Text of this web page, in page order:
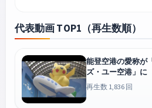
代表動画 TOP1（再生数順）
能登空港の愛称が
ズ・ユー空港」
【知っておきたい
グ】(2026年7月8日)
再生数 1,836 回